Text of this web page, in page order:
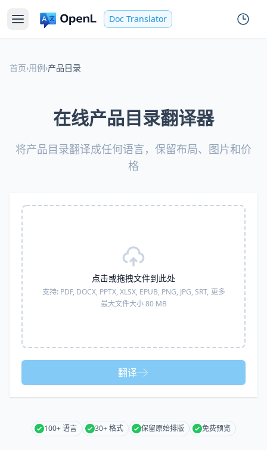
Doc Translator
首页›用例›产品目录
在线产品目录翻译器
将产品目录翻译成任何语言，保留布局、图片和价
格
点击或拖拽文件到此处
支持: PDF, DOCX, PPTX, XLSX, EPUB, PNG, JPG, SRT, 更多
最大文件大小 80 MB
翻译
100+ 语言 30+ 格式 保留原始排版 免费预览